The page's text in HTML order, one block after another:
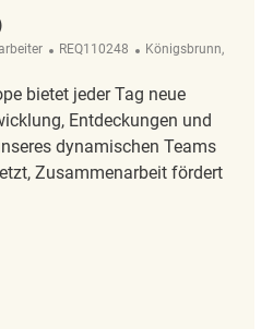
ReqId
REQ110248 Ort
Königsbrunn,
bietet jeder Tag neue
Entdeckungen und
dynamischen Teams
Zusammenarbeit fördert